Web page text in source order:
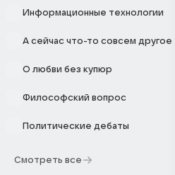
Информационные технологии
А сейчас что-то совсем другое
О любви без купюр
Философский вопрос
Политические дебаты
Смотреть все